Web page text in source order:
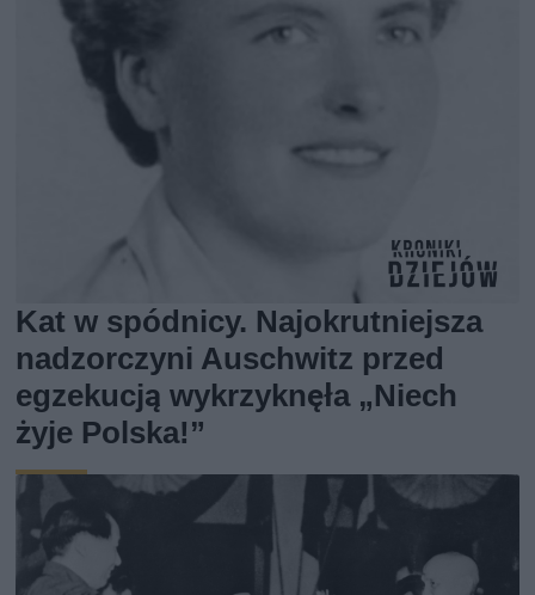
Kat w spódnicy. Najokrutniejsza
nadzorczyni Auschwitz przed
egzekucją wykrzyknęła „Niech
żyje Polska!”